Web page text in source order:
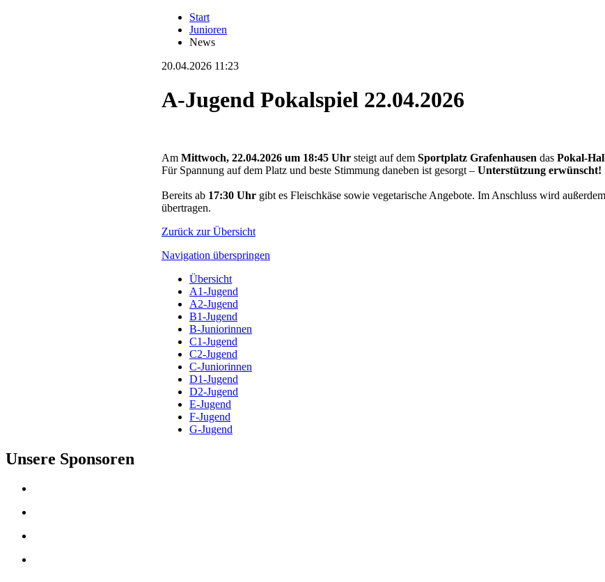
Start
Junioren
News
20.04.2026 11:23
A-Jugend Pokalspiel 22.04.2026
Am Mittwoch, 22.04.2026 um 18:45 Uhr steigt auf dem Sportplatz Grafenhausen das
Für Spannung auf dem Platz und beste Stimmung daneben ist gesorgt – Unterstützung erwünscht!
Bereits ab 17:30 Uhr gibt es Fleischkäse sowie vegetarische Angebote. Im Anschluss wird
übertragen.
Zurück zur Übersicht
Navigation überspringen
Übersicht
A1-Jugend
A2-Jugend
B1-Jugend
B-Juniorinnen
C1-Jugend
C2-Jugend
C-Juniorinnen
D1-Jugend
D2-Jugend
E-Jugend
F-Jugend
G-Jugend
Unsere Sponsoren